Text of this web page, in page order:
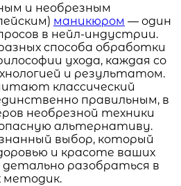
и необрезным
маникюром — один
в нейл-индустрии.
способа обработки
ухода, каждая со
и результатом.
классический
правильным, в
необрезной техники
альтернативу.
выбор, который
и красоте ваших
разобраться в
методик.